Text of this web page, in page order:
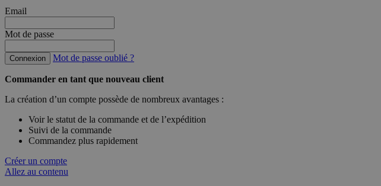
Email
Mot de passe
Connexion Mot de passe oublié ?
Commander en tant que nouveau client
La création d’un compte possède de nombreux avantages :
Voir le statut de la commande et de l’expédition
Suivi de la commande
Commandez plus rapidement
Créer un compte
Allez au contenu